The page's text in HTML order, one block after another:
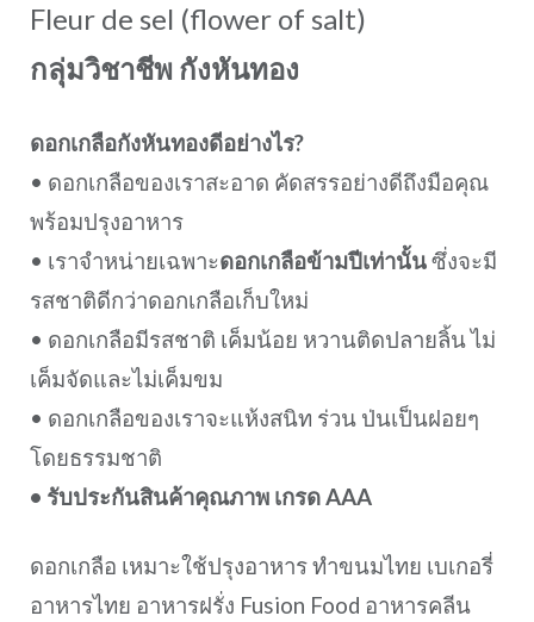
Fleur de sel (flower of salt)
กลุ่มวิชาชีพ กังหันทอง
ดอกเกลือกังหันทองดีอย่างไร?
• ดอกเกลือของเราสะอาด คัดสรรอย่างดีถึงมือคุณ
พร้อมปรุงอาหาร
• เราจำหน่ายเฉพาะดอกเกลือข้ามปีเท่านั้นซึ่งจะมี
รสชาติดีกว่าดอกเกลือเก็บใหม่
• ดอกเกลือมีรสชาติ เค็มน้อย หวานติดปลายลิ้น ไม่
เค็มจัดและไม่เค็มขม
• ดอกเกลือของเราจะแห้งสนิท ร่วน ป่นเป็นฝอยๆ
โดยธรรมชาติ
• รับประกันสินค้าคุณภาพ เกรด AAA
ดอกเกลือ เหมาะใช้ปรุงอาหาร ทำขนมไทย เบเกอรี่
อาหารไทย อาหารฝรั่ง Fusion Food อาหารคลีน